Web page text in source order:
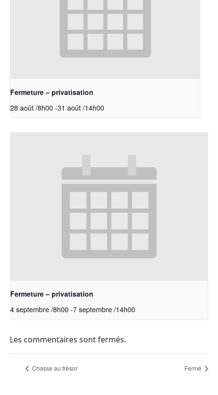
Fermeture – privatisation
28 août /8h00-31 août /14h00
Fermeture – privatisation
4 septembre /8h00-7 septembre /14h00
Les commentaires sont fermés.
Chasse au trésor Fermé